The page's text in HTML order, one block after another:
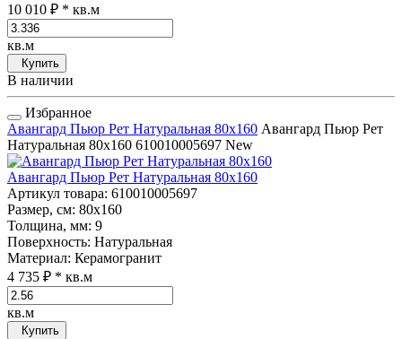
10 010 ₽ * кв.м
кв.м
Купить
В наличии
Избранное
Авангард Пьюр Рет Натуральная 80x160 Авангард Пьюр Рет
Натуральная 80x160 610010005697 New
Авангард Пьюр Рет Натуральная 80x160
Артикул товара: 610010005697
Размер, см: 80x160
Толщина, мм: 9
Поверхность: Натуральная
Материал: Керамогранит
4 735 ₽ * кв.м
кв.м
Купить